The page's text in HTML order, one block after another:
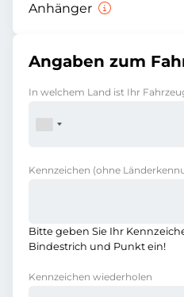
Anhänger
Angaben zum
In welchem Land ist Ihr
Kennzeichen (ohne
Bitte geben Sie Ihr
Bindestrich und Punkt ein!
Kennzeichen wiederholen